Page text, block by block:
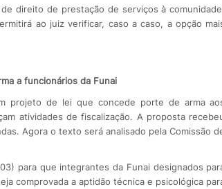
direito de prestação de serviços à
ao juiz verificar, caso a caso, a opção
a funcionários da Funai
projeto de lei que concede porte de arma
atividades de fiscalização. A proposta
Agora o texto será analisado pela Comissão
para que integrantes da Funai designados
comprovada a aptidão técnica e psicológica